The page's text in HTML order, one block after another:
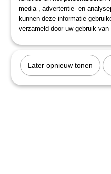
media-, advertentie- en
kunnen deze informatie
verzameld door uw gebruik
Later opnieuw tonen